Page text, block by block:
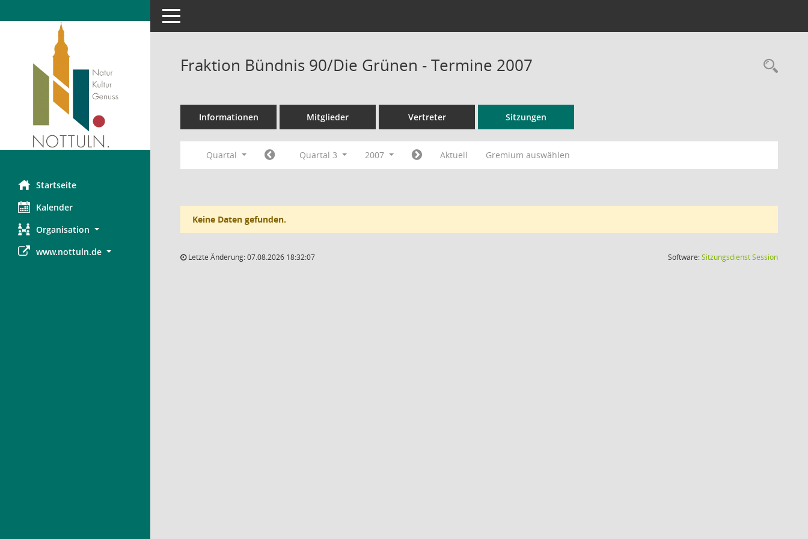
Startseite
Kalender
Organisation
www.nottuln.de
Toggle navigation
Fraktion Bündnis 90/Die Grünen - Termine 2007
Informationen Mitglieder Vertreter Sitzungen
Quartal Quartal 3 2007 Aktuell Gremium auswählen
Keine Daten gefunden.
Letzte Änderung: 07.08.2026 18:32:07 Software:SitzungsdienstSession(Wird in